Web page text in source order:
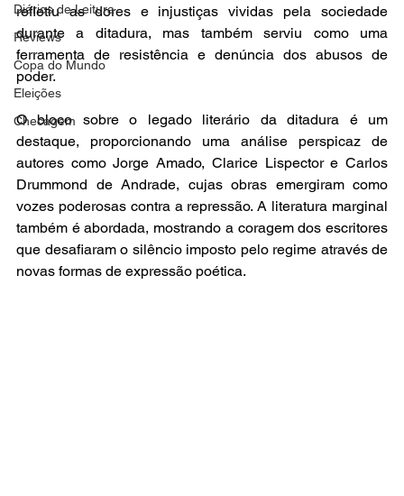
Diários de Leitura
Reviews
Copa do Mundo
Eleições
Checagem
refletiu as dores e injustiças vividas pela sociedade
durante a ditadura, mas também serviu como uma
ferramenta de resistência e denúncia dos abusos de
poder.
O bloco sobre o legado literário da ditadura é um
destaque, proporcionando uma análise perspicaz de
autores como Jorge Amado, Clarice Lispector e Carlos
Drummond de Andrade, cujas obras emergiram como
vozes poderosas contra a repressão. A literatura marginal
também é abordada, mostrando a coragem dos escritores
que desafiaram o silêncio imposto pelo regime através de
novas formas de expressão poética.